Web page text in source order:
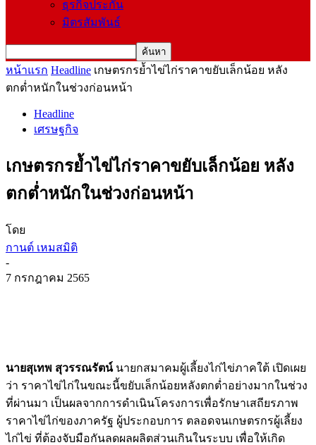
ธุรกิจประกัน
มิตรสัมพันธ์
หน้าแรก Headline เกษตรกรย้ำไข่ไก่ราคาขยับเล็กน้อย หลัง
ตกต่ำหนักในช่วงก่อนหน้า
Headline
เศรษฐกิจ
เกษตรกรย้ำไข่ไก่ราคาขยับเล็กน้อย หลัง
ตกต่ำหนักในช่วงก่อนหน้า
โดย
กานต์ เหมสมิติ
-
7 กรกฎาคม 2565
นายสุเทพ สุวรรณรัตน์นายกสมาคมผู้เลี้ยงไก่ไข่ภาคใต้ เปิดเผย
ว่า ราคาไข่ไก่ในขณะนี้ขยับเล็กน้อยหลังตกต่ำอย่างมากในช่วง
ที่ผ่านมา เป็นผลจากการดำเนินโครงการเพื่อรักษาเสถียรภาพ
ราคาไข่ไก่ของภาครัฐ ผู้ประกอบการ ตลอดจนเกษตรกรผู้เลี้ยง
ไก่ไข่ ที่ต้องจับมือกันลดผลผลิตส่วนเกินในระบบ เพื่อให้เกิด